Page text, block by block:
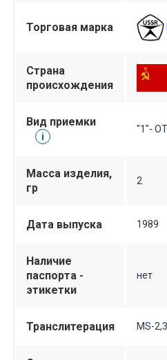
Торговая марка
Страна
происхождения
Вид приемки
i
"1"-
Масса изделия,
гр
2
Дата выпуска 1989
Наличие
паспорта -
этикетки
нет
Транслитерация MS-